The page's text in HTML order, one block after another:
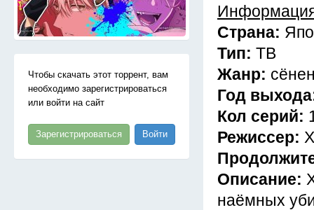
Чтобы скачать этот торрент, вам
необходимо зарегистрироваться
или войти на сайт
Зарегистрироваться Войти
Страна:
Тип: ТВ
Жанр:
Год
Кол серий:
Режиссер:
Описание:
наёмных